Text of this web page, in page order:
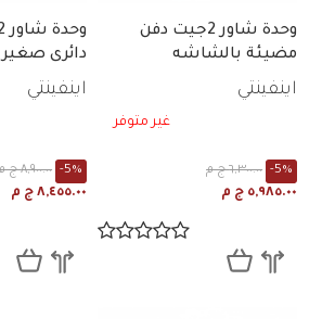
وحدة شاور 2جيت دفن
مضيئة بالشاشه
اينفينتي
غير متوفر
٦,٣٠٠.٠٠ ج م -5%
٥,٩٨٥.٠٠ ج م
دائرى
اينفينتي
٨,٩٠٠.٠٠ ج م -5%
٨,٤٥٥.٠٠ ج م